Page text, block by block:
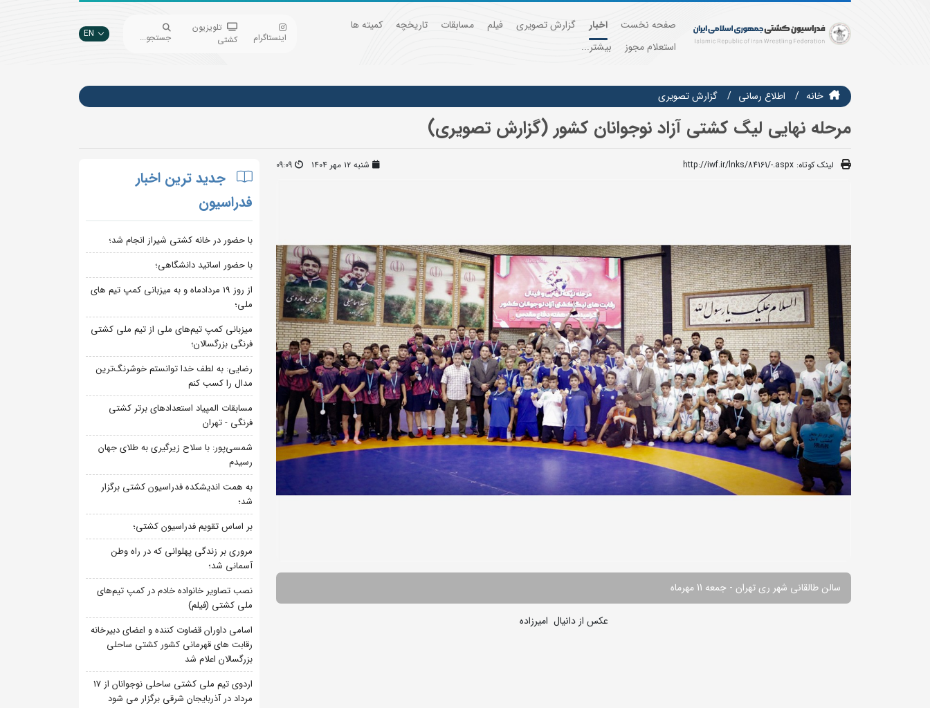
صفحه نخست اخبار گزارش تصویری فیلم مسابقات تاریخچه
کمیته ها
استعلام مجوز
بیشتر...
اینستاگرام
تلویزیون
کشتی
جستجو... EN
خانه اطلاع رسانی گزارش تصويري
مرحله نهایی لیگ کشتی آزاد نوجوانان کشور (گزارش تصویری)
لینک کوتاه: http://iwf.ir/lnks/84161/-.aspx شنبه ۱۲ مهر ۱۴۰۴ 09:09
سالن طالقانی شهر ری تهران - جمعه 11 مهرماه
عکس از دانیال امیرزاده
جدید ترین اخبار
فدراسیون
با حضور در خانه کشتی شیراز انجام شد؛
با حضور اساتید دانشگاهی؛
از روز 19 مردادماه و به میزبانی کمپ تیم های
ملی؛
میزبانی کمپ تیم‌های ملی از تیم ملی کشتی
فرنگی بزرگسالان؛
رضایی: به لطف خدا توانستم خوشرنگ‌ترین
مدال را کسب کنم
مسابقات المپیاد استعدادهای برتر کشتی
فرنگی - تهران
شمسی‌پور: با سلاح زیرگیری به طلای جهان
رسیدم
به همت اندیشکده فدراسیون کشتی برگزار
شد؛
بر اساس تقویم فدراسیون کشتی؛
مروری بر زندگی پهلوانی که در راه وطن
آسمانی شد؛
نصب تصاویر خانواده خادم در کمپ تیم‌های
ملی کشتی (فیلم)
اسامی داوران قضاوت کننده و اعضای دبیرخانه
رقابت های قهرمانی کشور کشتی ساحلی
بزرگسالان اعلام شد
اردوی تیم ملی کشتی ساحلی نوجوانان از 17
مرداد در آذربایجان شرقی برگزار می شود